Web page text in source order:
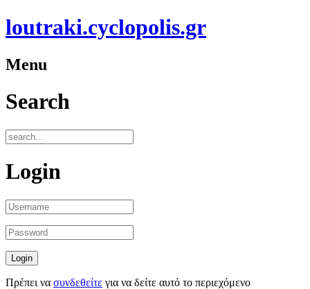
loutraki.cyclopolis.gr
Menu
Search
Login
Πρέπει να συνδεθείτε για να δείτε αυτό το περιεχόμενο